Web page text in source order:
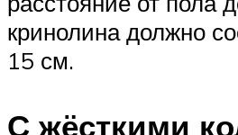
кринолина должно
15 см.
С жёсткими